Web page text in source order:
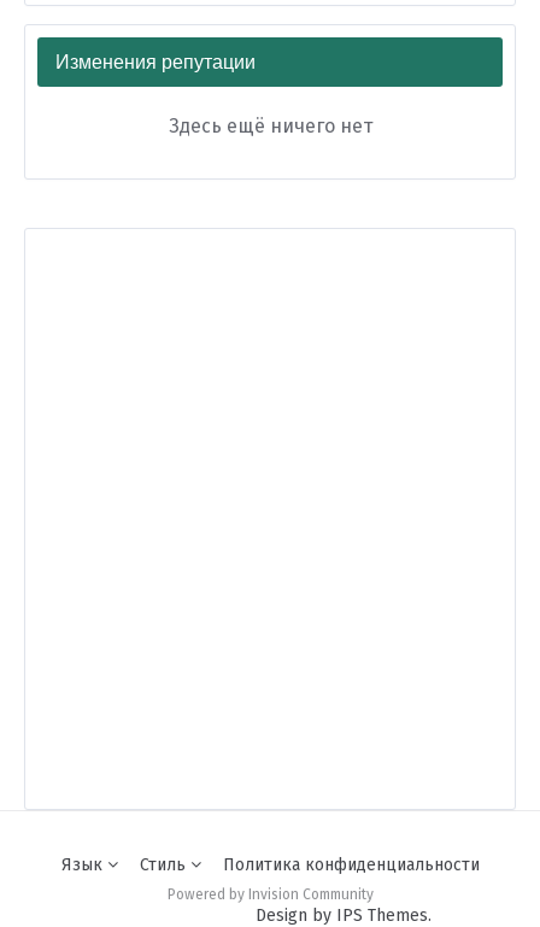
Изменения репутации
Здесь ещё ничего нет
Язык Стиль Политика конфиденциальности
Powered by Invision Community
Design by IPS Themes.